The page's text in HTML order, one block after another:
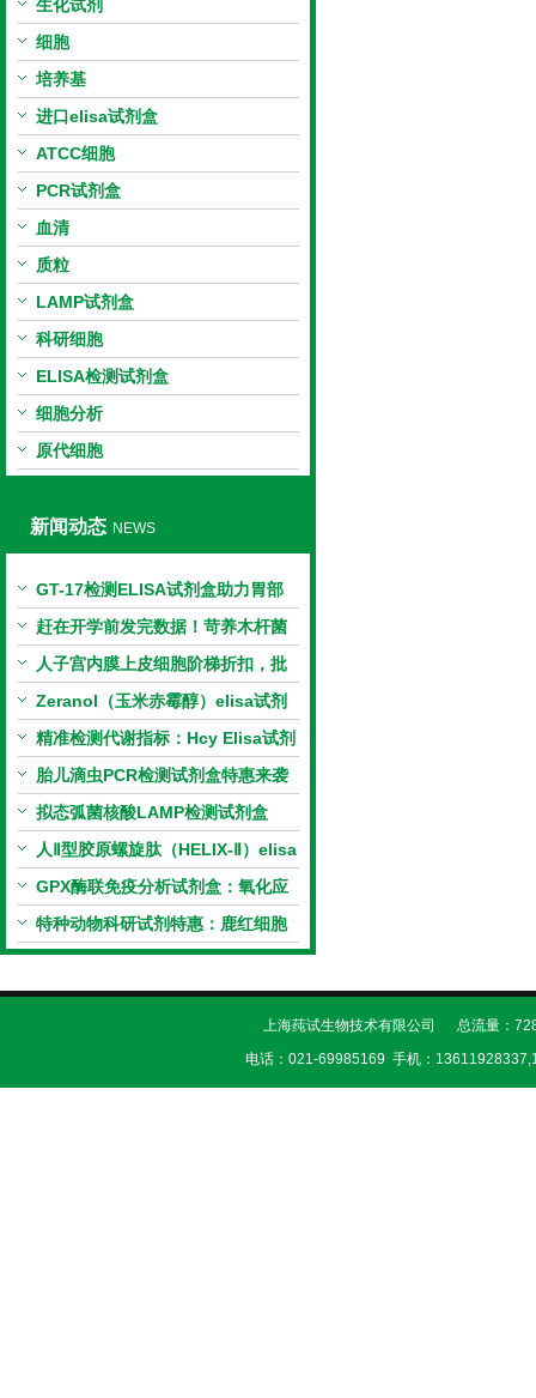
生化试剂
细胞
培养基
进口elisa试剂盒
ATCC细胞
PCR试剂盒
血清
质粒
LAMP试剂盒
科研细胞
ELISA检测试剂盒
细胞分析
原代细胞
新闻动态 NEWS
GT-17检测ELISA试剂盒助力胃部
相关指标样本定量研究
赶在开学前发完数据！苛养木杆菌
PCR检测试剂盒暑假优惠开启
人子宫内膜上皮细胞阶梯折扣，批
量更划算
Zeranol（玉米赤霉醇）elisa试剂
盒特惠
精准检测代谢指标：Hcy Elisa试剂
盒的科研应用与技术特点
胎儿滴虫PCR检测试剂盒特惠来袭
拟态弧菌核酸LAMP检测试剂盒
（恒温荧光法）新品上市优惠活动
人Ⅱ型胶原螺旋肽（HELIX-Ⅱ）elisa
试剂盒科研优惠活动开启
GPX酶联免疫分析试剂盒：氧化应
激研究精准检测工具
特种动物科研试剂特惠：鹿红细胞
膜蛋白(EMP)ELISA试剂盒让利活
动开启
上海莼试生物技术有限公司 总流量：
电话：021-69985169 手机：